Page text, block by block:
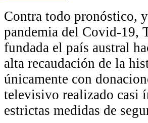
Contra todo pronóstico,
pandemia del Covid-19,
fundada el país austral
alta recaudación de la
únicamente con
televisivo realizado casi
estrictas medidas de